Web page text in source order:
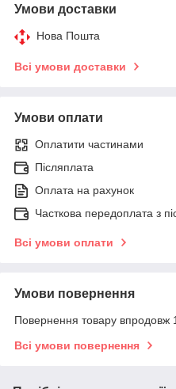
Умови доставки
Нова Пошта
Всі умови доставки
Умови оплати
Оплатити частинами
Післяплата
Оплата на рахунок
Часткова передоплата з
Всі умови оплати
Умови повернення
Повернення товару впродовж
Всі умови повернення